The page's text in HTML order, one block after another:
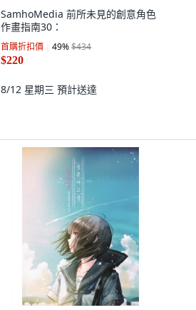
SamhoMedia 前所未見的創意角色
作畫指南30：
首購折扣價 49%$434
$220
8/12 星期三 預計送達